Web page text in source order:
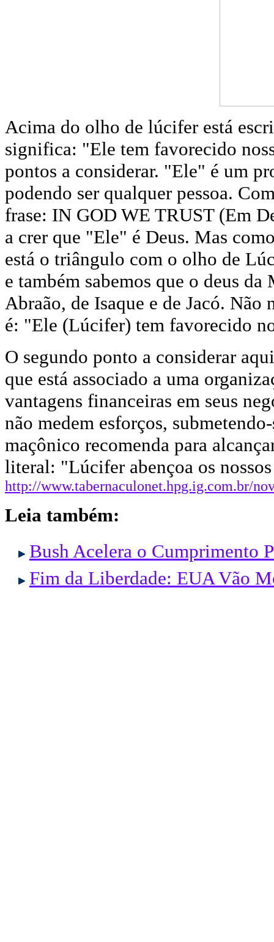
Acima do olho de lúcifer está
significa: "Ele tem favorecido
pontos a considerar. "Ele" é um
podendo ser qualquer pessoa.
frase: IN GOD WE TRUST (Em
a crer que "Ele" é Deus. Mas
está o triângulo com o olho de
e também sabemos que o deus
Abraão, de Isaque e de Jacó.
é: "Ele (Lúcifer) tem favorecido
O segundo ponto a considerar
que está associado a uma
vantagens financeiras em seus
não medem esforços,
maçônico recomenda para
literal: "Lúcifer abençoa os
http://www.tabernaculonet.hpg.ig.com.br/
Leia também:
Bush Acelera o Cumprimento
Fim da Liberdade: EUA Vão